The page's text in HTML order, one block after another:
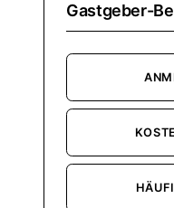
Gastgeber-